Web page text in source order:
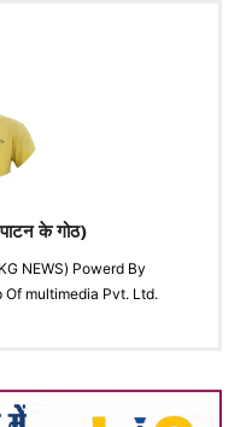
के गोठ)
NEWS) Powerd By
multimedia Pvt. Ltd.